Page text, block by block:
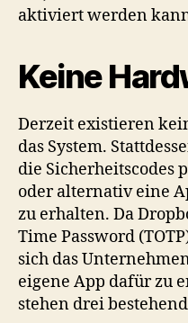
aktiviert werden
Keine
Derzeit existieren
das System.
die Sicherheitscodes
oder alternativ eine
zu erhalten. Da
Time Password
sich das
eigene App dafür zu
stehen drei